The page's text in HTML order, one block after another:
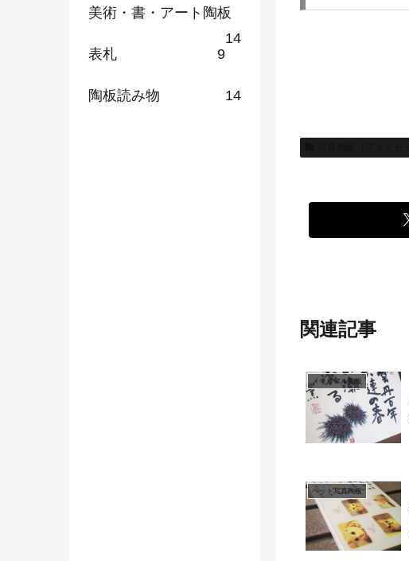
関連記事
メモリアル陶板
ペット写真陶板
美術・書・アート陶板
14
表札
9
陶板読み物 14